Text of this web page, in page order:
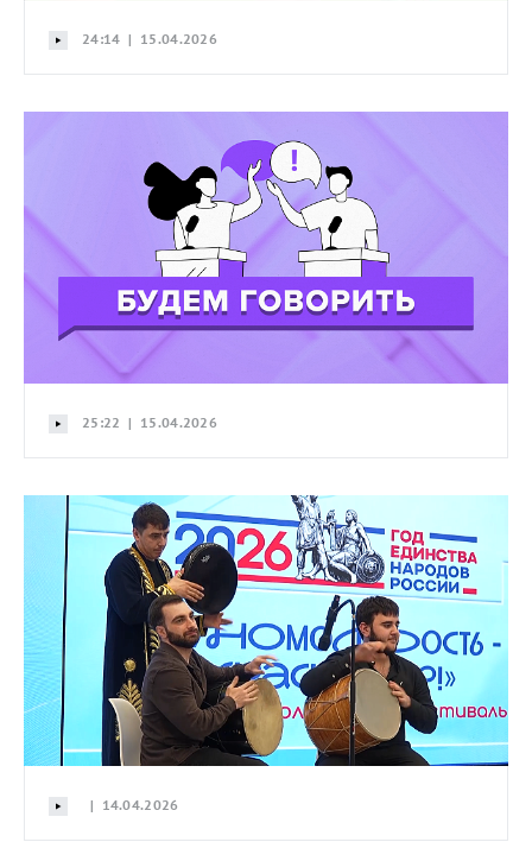
24:14 | 15.04.2026
25:22 | 15.04.2026
| 14.04.2026